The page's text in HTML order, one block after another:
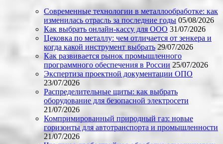
Современные технологии в металлообработке: как
изменилась отрасль за последние годы 05/08/2026
Как выбрать онлайн-кассу для ООО 31/07/2026
Цековка по металлу: чем отличается от зенкера и
когда какой инструмент выбрать 29/07/2026
Как развивается рынок промышленного
программного обеспечения в России 25/07/2026
Экспертиза проектной документации ОПО
23/07/2026
Распределительные щиты: как выбрать
оборудование для безопасной электросети
21/07/2026
Компримированный природный газ: новые
горизонты для автотранспорта и промышленности
21/07/2026